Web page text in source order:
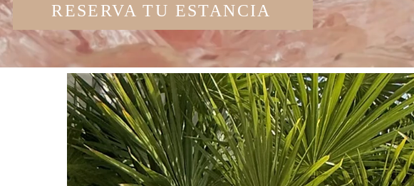
RESERVA TU ESTANCIA